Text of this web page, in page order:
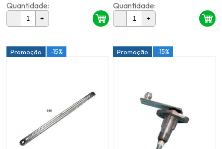
Quantidade:
- +
Quantidade:
- +
Promoção -15% Promoção -15%